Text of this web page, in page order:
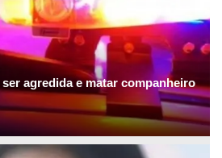
agredida e matar companheiro